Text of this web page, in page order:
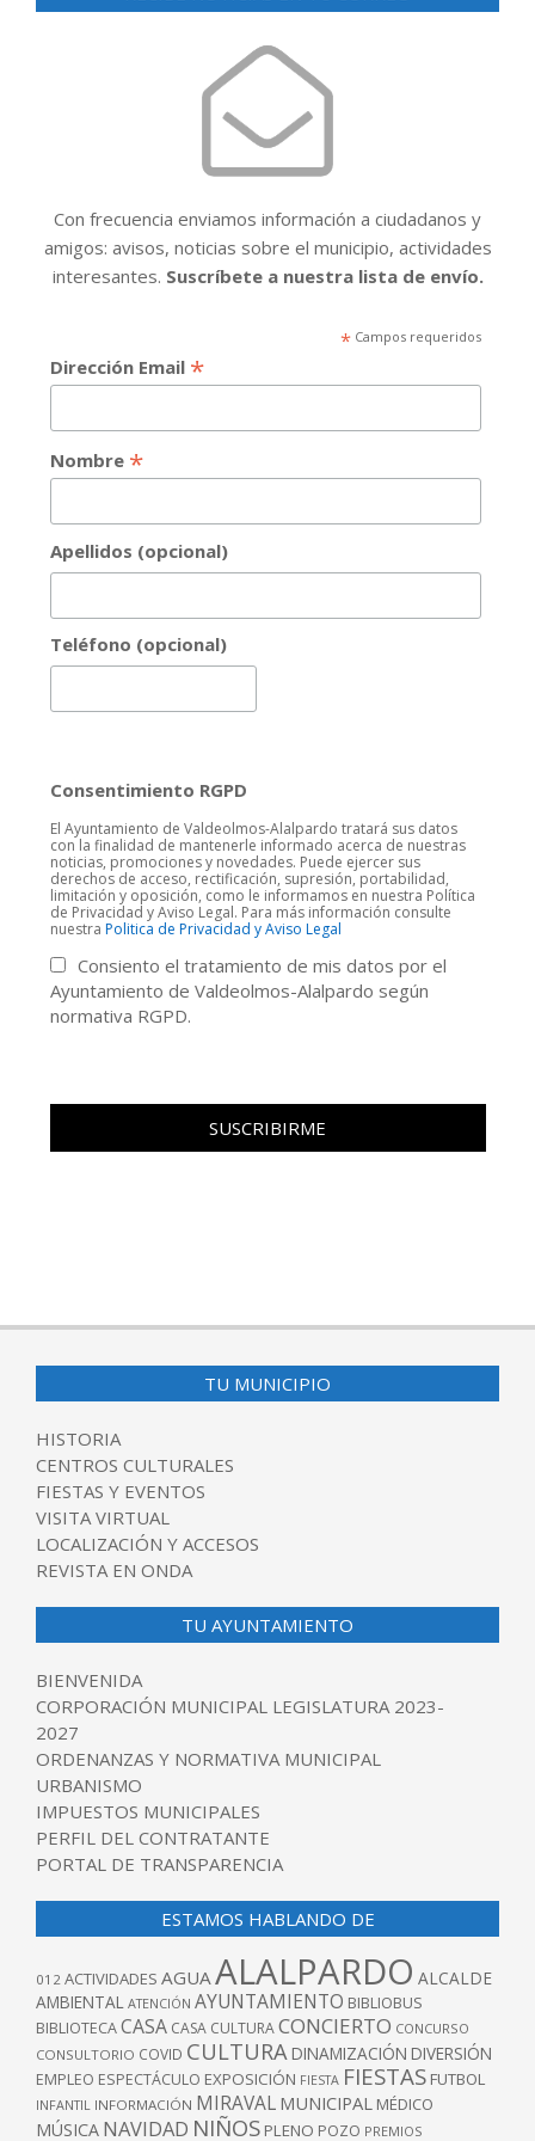
Con frecuencia enviamos información a ciudadanos y
amigos: avisos, noticias sobre el municipio, actividades
interesantes. Suscríbete a nuestra lista de envío.
*Campos requeridos
Dirección Email *
Nombre *
Apellidos (opcional)
Teléfono (opcional)
Consentimiento RGPD
El Ayuntamiento de Valdeolmos-Alalpardo tratará sus datos
con la finalidad de mantenerle informado acerca de nuestras
noticias, promociones y novedades. Puede ejercer sus
derechos de acceso, rectificación, supresión, portabilidad,
limitación y oposición, como le informamos en nuestra Política
de Privacidad y Aviso Legal. Para más información consulte
nuestra Politica de Privacidad y Aviso Legal
Consiento el tratamiento de mis datos por el
Ayuntamiento de Valdeolmos-Alalpardo según
normativa RGPD.
TU MUNICIPIO
HISTORIA
CENTROS CULTURALES
FIESTAS Y EVENTOS
VISITA VIRTUAL
LOCALIZACIÓN Y ACCESOS
REVISTA EN ONDA
TU AYUNTAMIENTO
BIENVENIDA
CORPORACIÓN MUNICIPAL LEGISLATURA 2023-
2027
ORDENANZAS Y NORMATIVA MUNICIPAL
URBANISMO
IMPUESTOS MUNICIPALES
PERFIL DEL CONTRATANTE
PORTAL DE TRANSPARENCIA
ESTAMOS HABLANDO DE
012 ACTIVIDADES AGUAALALPARDO ALCALDE
AMBIENTAL ATENCIÓN AYUNTAMIENTO BIBLIOBUS
BIBLIOTECACASA CASA CULTURACONCIERTO CONCURSO
CONSULTORIO COVID CULTURA DINAMIZACIÓN DIVERSIÓN
EMPLEO ESPECTÁCULO EXPOSICIÓN FIESTA FIESTAS FUTBOL
INFANTIL INFORMACIÓN MIRAVAL MUNICIPAL MÉDICO
MÚSICA NAVIDAD NIÑOS PLENO POZO PREMIOS